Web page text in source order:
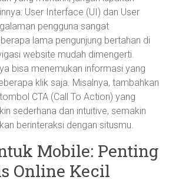
User Interface (UI) dan User
pengguna sangat
lama pengunjung bertahan di
website mudah dimengerti.
bisa menemukan informasi yang
klik saja. Misalnya, tambahkan
CTA (Call To Action) yang
sederhana dan intuitive, semakin
berinteraksi dengan situsmu.
Mobile: Penting
Online Kecil